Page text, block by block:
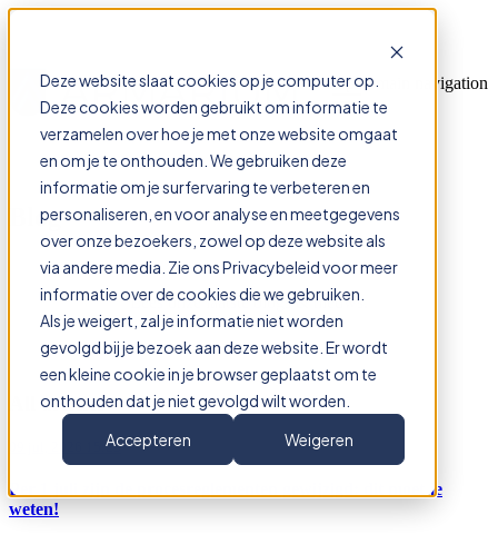
Deze website slaat cookies op je computer op.
Deze cookies worden gebruikt om informatie te
verzamelen over hoe je met onze website omgaat
en om je te onthouden. We gebruiken deze
informatie om je surfervaring te verbeteren en
personaliseren, en voor analyse en meetgegevens
over onze bezoekers, zowel op deze website als
via andere media. Zie ons Privacybeleid voor meer
informatie over de cookies die we gebruiken.
Als je weigert, zal je informatie niet worden
gevolgd bij je bezoek aan deze website. Er wordt
een kleine cookie in je browser geplaatst om te
onthouden dat je niet gevolgd wilt worden.
Accepteren
Weigeren
Open main navigation
Blog
Lees onze laatste blogs & nieuws.
All articles
09 jul, 2026 15:25
Per 1 juli zijn de procesreglementen gewijzigd: dit moet je
weten!